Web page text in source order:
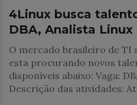
4Linux busca
DBA, Analista
O mercado brasileiro de TI
esta procurando novos
disponíveis abaixo: Vaga:
Descrição das atividades: